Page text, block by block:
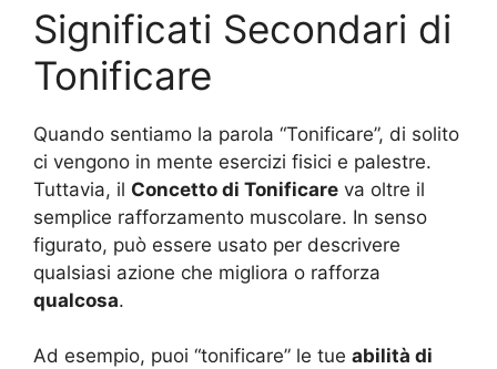
Significati Secondari di
Tonificare
Quando sentiamo la parola “Tonificare”, di solito
ci vengono in mente esercizi fisici e palestre.
Tuttavia, il Concetto di Tonificare va oltre il
semplice rafforzamento muscolare. In senso
figurato, può essere usato per descrivere
qualsiasi azione che migliora o rafforza
qualcosa.
Ad esempio, puoi “tonificare” le tue abilità di